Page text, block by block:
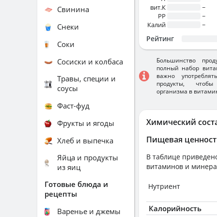
Химический
Пищевая
В таблице
витаминов и
Нутриент
Калорийность
вит.К
~
PP
~
Калий
~
Рейтинг
Большинство
полный набор
важно
продукты,
организма в
Свинина
Снеки
Соки
Сосиски и колбаса
Травы, специи и
соусы
Фаст-фуд
Фрукты и ягоды
Хлеб и выпечка
Яйца и продукты
из яиц
Готовые блюда и
рецепты
Варенье и джемы